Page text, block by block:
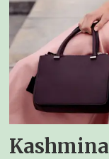
Kashmina